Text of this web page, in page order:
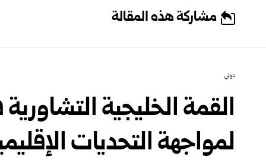
مشاركة هذه المقالة
دولي
القمة الخليجية
لمواجهة التحديات